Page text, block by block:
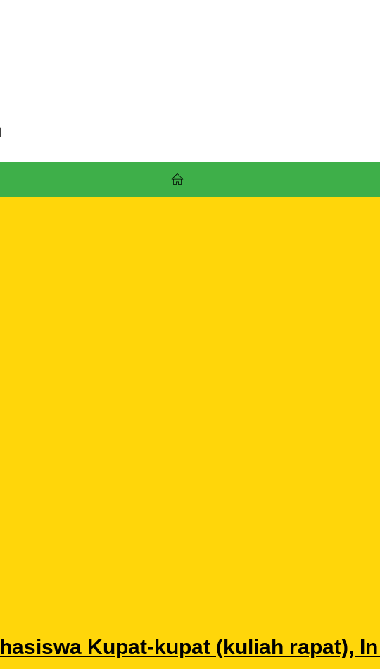
Kupat-kupat (kuliah rapat),